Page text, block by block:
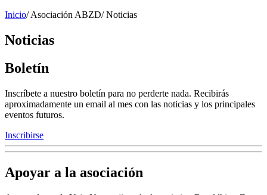
Inicio/ Asociación ABZD/ Noticias
Noticias
Boletín
Inscríbete a nuestro boletín para no perderte nada. Recibirás
aproximadamente un email al mes con las noticias y los principales
eventos futuros.
Inscribirse
Apoyar a la asociación